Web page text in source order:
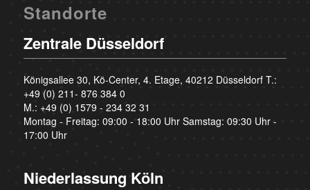
Standorte
Zentrale Düsseldorf
Königsallee 30, Kö-Center, 4. Etage, 40212 Düsseldorf T.:
+49 (0) 211- 876 384 0
M.: +49 (0) 1579 - 234 32 31
Montag - Freitag: 09:00 - 18:00 Uhr Samstag: 09:30 Uhr -
17:00 Uhr
Niederlassung Köln